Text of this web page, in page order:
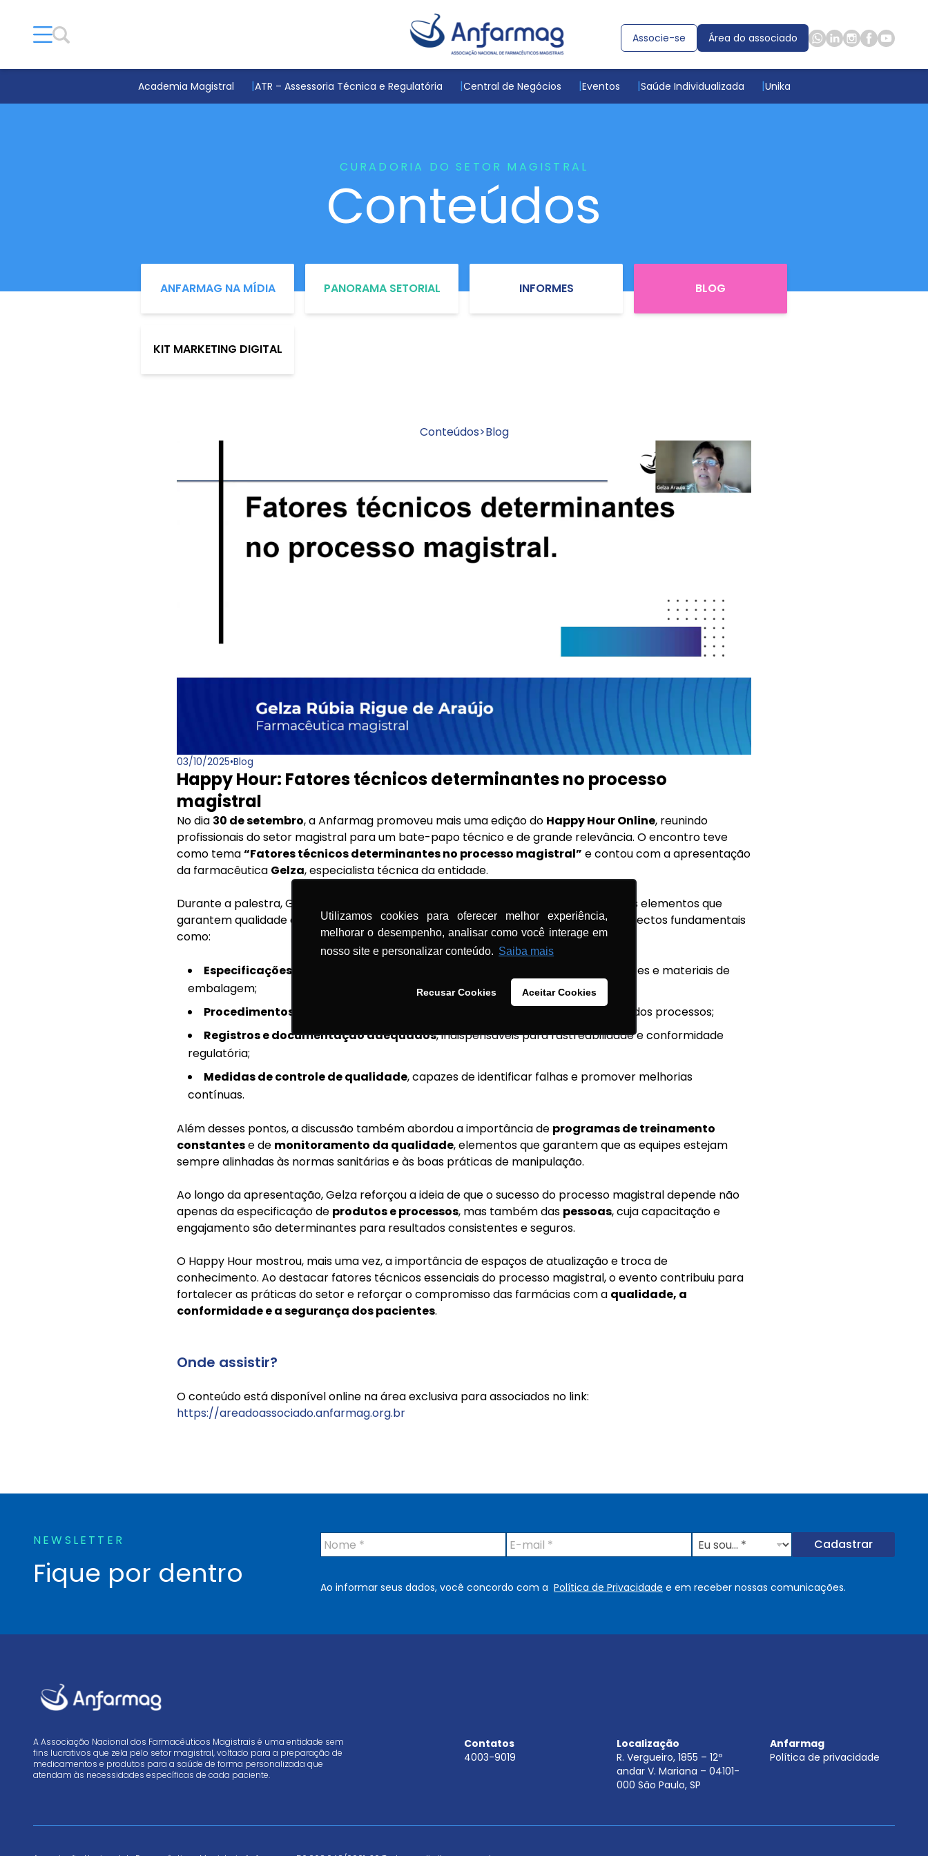
Utilizamos cookies para oferecer melhor experiência,
melhorar o desempenho, analisar como você interage em
nosso site e personalizar conteúdo. Saiba mais
Recusar Cookies Aceitar Cookies
Associe-se Área do associado
Academia Magistral ATR – Assessoria Técnica e Regulatória Central de Negócios Eventos Saúde Individualizada Unika
CURADORIA DO SETOR MAGISTRAL
Conteúdos
ANFARMAG NA MÍDIA PANORAMA SETORIAL INFORMES BLOG
KIT MARKETING DIGITAL
Conteúdos>Blog
03/10/2025•Blog
Happy Hour: Fatores técnicos determinantes no processo
magistral
No dia 30 de setembro, a Anfarmag promoveu mais uma edição do Happy Hour Online, reunindo
profissionais do setor magistral para um bate-papo técnico e de grande relevância. O encontro teve
como tema“Fatores técnicos determinantes no processo magistral” e contou com a apresentação
da farmacêutica Gelza, especialista técnica da entidade.
Durante a palestra, Gelza trouxe uma visão ampla e aprofundada sobre os principais elementos que
garantem qualidade e segurança na produção farmacêutica. Foram destacados aspectos fundamentais
como:
Especificações detalhadas
para ingredientes farmacêuticos ativos, excipientes e materiais de
embalagem;
Procedimentos operacionais padronizados
, que asseguram a consistência dos processos;
Registros e documentação adequados, indispensáveis para rastreabilidade e conformidade
regulatória;
Medidas de controle de qualidade, capazes de identificar falhas e promover melhorias
contínuas.
Além desses pontos, a discussão também abordou a importância de programas de treinamento
constantese de monitoramento da qualidade, elementos que garantem que as equipes estejam
sempre alinhadas às normas sanitárias e às boas práticas de manipulação.
Ao longo da apresentação, Gelza reforçou a ideia de que o sucesso do processo magistral depende não
apenas da especificação de produtos e processos, mas também das pessoas, cuja capacitação e
engajamento são determinantes para resultados consistentes e seguros.
O Happy Hour mostrou, mais uma vez, a importância de espaços de atualização e troca de
conhecimento. Ao destacar fatores técnicos essenciais do processo magistral, o evento contribuiu para
fortalecer as práticas do setor e reforçar o compromisso das farmácias com a qualidade, a
conformidade e a segurança dos pacientes.
Onde assistir?
O conteúdo está disponível online na área exclusiva para associados no link:
https://areadoassociado.anfarmag.org.br
NEWSLETTER
Fique por dentro
N
o
*
E
-
i
E
u
u
Cadastrar
Ao informar seus dados, você concordo com a Política de Privacidade e em receber nossas comunicações.
A Associação Nacional dos Farmacêuticos Magistrais é uma entidade sem
fins lucrativos que zela pelo setor magistral, voltado para a preparação de
medicamentos e produtos para a saúde de forma personalizada que
atendam às necessidades específicas de cada paciente.
Contatos
4003-9019
Localização
R. Vergueiro, 1855 – 12º
andar V. Mariana – 04101-
000 São Paulo, SP
Anfarmag
Política de privacidade